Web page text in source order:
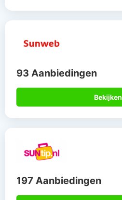
93 Aanbiedingen
Bekijken
197 Aanbiedingen